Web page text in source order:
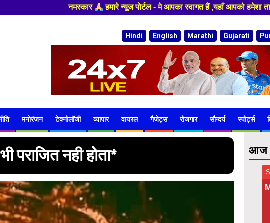
पोर्टल - मे आपका स्वागत हैं ,यहाँ आपको हमेशा ताजा खबरों से रूबरू कराया जाएगा ,
Hindi English Marathi Gujarati
मनोरंजन टेक्नोलॉजी व्यापार वायरल गैजेट्स रोजगार सौन्दर्य स्पोर्ट्स
पराजित नही होता* आज